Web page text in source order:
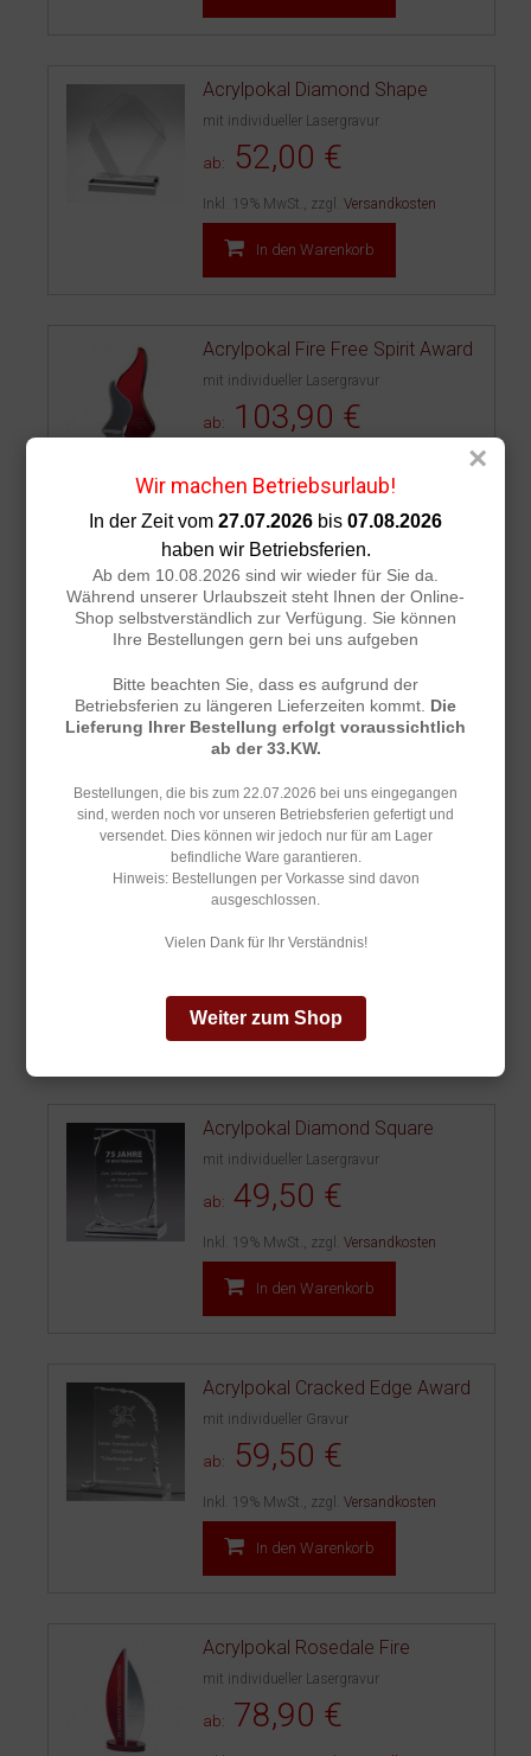
×
Wir machen Betriebsurlaub!
In der Zeit vom 27.07.2026 bis 07.08.2026
haben wir Betriebsferien.
Ab dem 10.08.2026 sind wir wieder für Sie da.
Während unserer Urlaubszeit steht Ihnen der Online-
Shop selbstverständlich zur Verfügung. Sie können
Ihre Bestellungen gern bei uns aufgeben
Bitte beachten Sie, dass es aufgrund der
Betriebsferien zu längeren Lieferzeiten kommt. Die
Lieferung Ihrer Bestellung erfolgt voraussichtlich
ab der 33.KW.
Bestellungen, die bis zum 22.07.2026 bei uns eingegangen
sind, werden noch vor unseren Betriebsferien gefertigt und
versendet. Dies können wir jedoch nur für am Lager
befindliche Ware garantieren.
Hinweis: Bestellungen per Vorkasse sind davon
ausgeschlossen.
Vielen Dank für Ihr Verständnis!
Weiter zum Shop
Acrylpokal Diamond Shape
mit individueller Lasergravur
ab: 52,00 €
Inkl. 19% MwSt. zzgl. Versandkosten
In den Warenkorb
Acrylpokal Fire Free Spirit Award
mit individueller Lasergravur
ab: 103,90 €
Acrylpokal Indigo Rosedale
mit individueller Lasergravur
ab: 62,50 €
Inkl. 19% MwSt.,zzgl.Versandkosten
Acrylpokal Fire Wing
mit individueller Lasergravur
ab: 57,50 €
In den Warenkorb
Acrylpokal Diamond Square
mit individueller Lasergravur
ab: 49,50 €
Inkl. 19% MwSt. zzgl. Versandkosten
In den Warenkorb
Acrylpokal Cracked Edge Award
mit individueller Gravur
ab: 59,50 €
Inkl. 19% MwSt. zzgl. Versandkosten
In den Warenkorb
Acrylpokal Rosedale Fire
mit individueller Lasergravur
ab: 78,90 €